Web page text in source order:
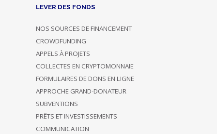
LEVER DES FONDS
NOS SOURCES DE FINANCEMENT
CROWDFUNDING
APPELS À PROJETS
COLLECTES EN CRYPTOMONNAIE
FORMULAIRES DE DONS EN LIGNE
APPROCHE GRAND-DONATEUR
SUBVENTIONS
PRÊTS ET INVESTISSEMENTS
COMMUNICATION